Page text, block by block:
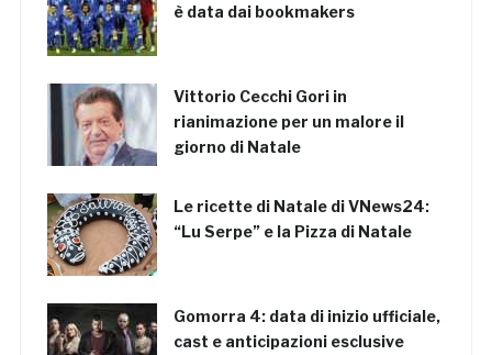
è data dai bookmakers
Vittorio Cecchi Gori in
rianimazione per un malore il
giorno di Natale
Le ricette di Natale di VNews24:
“Lu Serpe” e la Pizza di Natale
Gomorra 4: data di inizio ufficiale,
cast e anticipazioni esclusive